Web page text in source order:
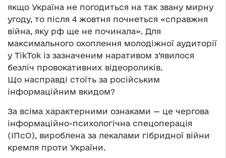
якщо Україна не погодиться на так звану мирну
угоду, то після 4 жовтня почнеться «справжня
війна, яку рф ще не починала». Для
максимального охоплення молодіжної аудиторії
у TikTok із зазначеним наративом з’явилося
безліч провокативних відеороликів.
Що насправді стоїть за російським
інформаційним вкидом?
За всіма характерними ознаками — це чергова
інформаційно-психологічна спецоперація
(ІПсО), вироблена за лекалами гібридної війни
кремля проти України.